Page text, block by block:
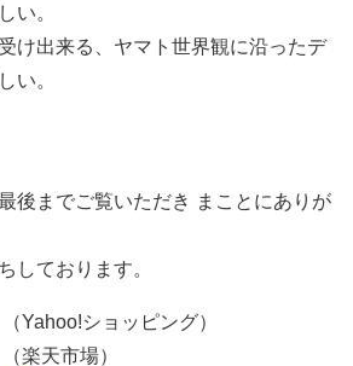
い。
け出来る、ヤマト世界観に沿ったデ
い。
後までご覧いただき まことにありが
しております。
Yahoo!ショッピング）
楽天市場）